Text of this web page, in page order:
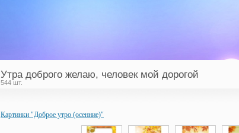
Утра доброго желаю, человек мой дорогой
544 шт.
Картинки "Доброе утро (осенние)"